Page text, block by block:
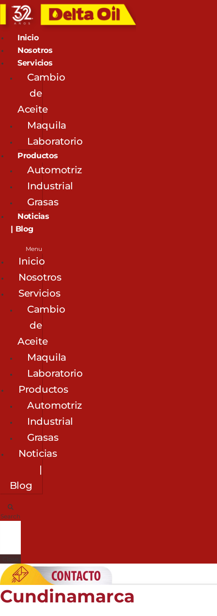
Inicio
Nosotros
Servicios
Cambio
de
Aceite
Maquila
Laboratorio
Productos
Automotriz
Industrial
Grasas
Noticias
| Blog
Menu
Inicio
Nosotros
Servicios
Cambio
de
Aceite
Maquila
Laboratorio
Productos
Automotriz
Industrial
Grasas
Noticias
|
Blog
Search
Cundinamarca